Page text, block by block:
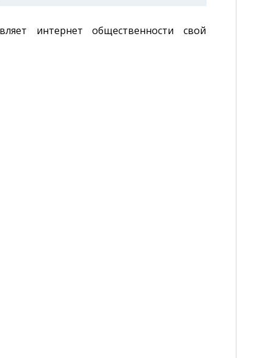
интернет общественности свой